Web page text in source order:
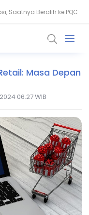
Saatnya Beralih ke PQC
Air di Minnesota
Masa Depan
06.27 WIB